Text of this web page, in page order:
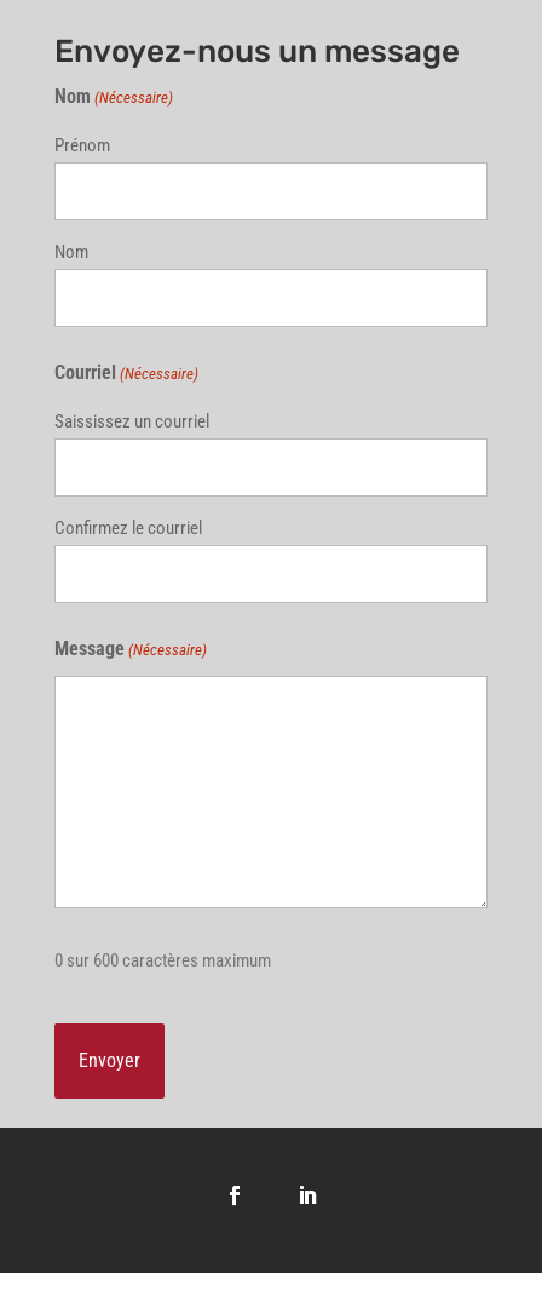
Envoyez-nous un message
Nom (Nécessaire)
Prénom
Nom
Courriel (Nécessaire)
Saississez un courriel
Confirmez le courriel
Message (Nécessaire)
0 sur 600 caractères maximum